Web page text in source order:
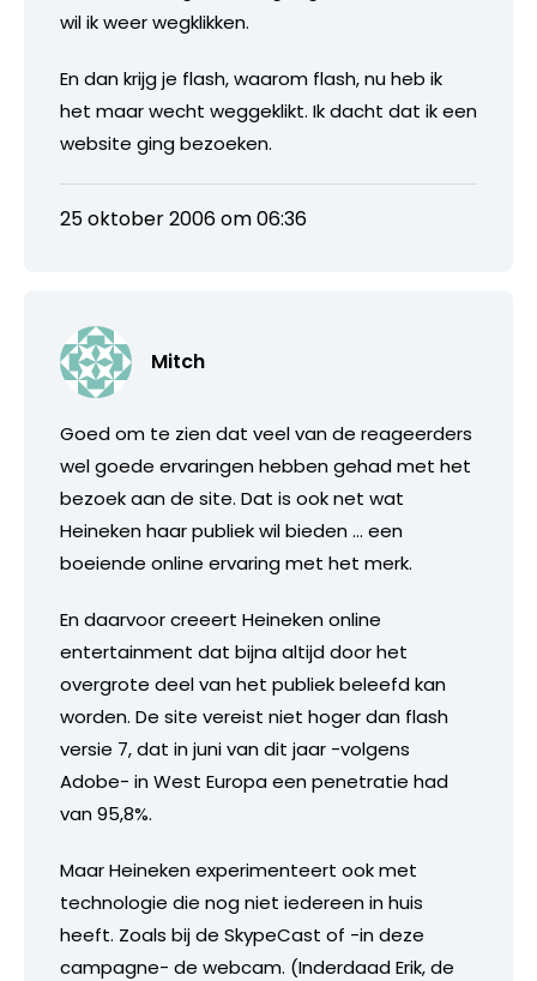
wil ik weer wegklikken.
En dan krijg je flash, waarom flash, nu heb ik
het maar wecht weggeklikt. Ik dacht dat ik een
website ging bezoeken.
25 oktober 2006 om 06:36
Mitch
Goed om te zien dat veel van de reageerders
wel goede ervaringen hebben gehad met het
bezoek aan de site. Dat is ook net wat
Heineken haar publiek wil bieden … een
boeiende online ervaring met het merk.
En daarvoor creeert Heineken online
entertainment dat bijna altijd door het
overgrote deel van het publiek beleefd kan
worden. De site vereist niet hoger dan flash
versie 7, dat in juni van dit jaar -volgens
Adobe- in West Europa een penetratie had
van 95,8%.
Maar Heineken experimenteert ook met
technologie die nog niet iedereen in huis
heeft. Zoals bij de SkypeCast of -in deze
campagne- de webcam. (Inderdaad Erik, de